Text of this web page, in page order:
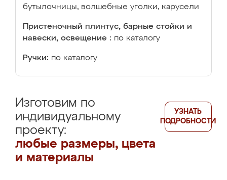
бутылочницы, волшебные уголки, карусели
Пристеночный плинтус, барные стойки и
навески, освещение : по каталогу
Ручки: по каталогу
Изготовим по
индивидуальному
проекту:
любые размеры, цвета
и материалы
УЗНАТЬ
ПОДРОБНОСТИ